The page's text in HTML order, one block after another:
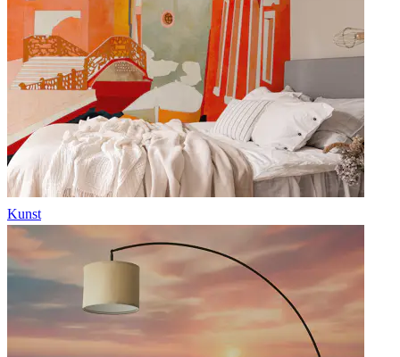
Kunst